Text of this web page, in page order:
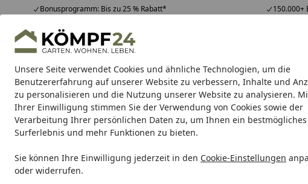
Unsere Seite verwendet Cookies und ähnliche Technologien, um die
Benutzererfahrung auf unserer Website zu verbessern, Inhalte und
zu personalisieren und die Nutzung unserer Website zu analysieren.
Ihrer Einwilligung stimmen Sie der Verwendung von Cookies sowie der
Verarbeitung Ihrer persönlichen Daten zu, um Ihnen ein bestmögliches
Surferlebnis und mehr Funktionen zu bieten.
Sie können Ihre Einwilligung jederzeit in den Cookie-Einstellungen
oder widerrufen.
Bonusprogramm: Bis zu 25 % Rabatt* 150.000+
Hotline07051 / 9 22 22
Mo-Fr. 8-16 Uhr 25.964 Bewertungen
Alle Produkte
Alle ProdukteHighlights Tipps & Tricks
Pools Aufstellpool Einbaupool Pooltechnik
Karibu Pools inkl. gratis
Dein Traumpool im Sorglos-Paket: